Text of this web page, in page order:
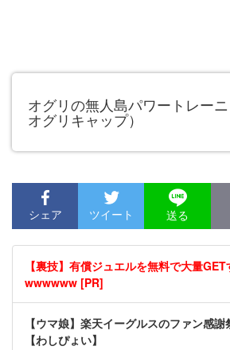
オグリの無人島パワートレー
オグリキャップ）
シェア ツイート 送る
【裏技】有償ジュエルを無料で大量
wwwwww [PR]
【ウマ娘】楽天イーグルスのファン感
【わしぴょい】